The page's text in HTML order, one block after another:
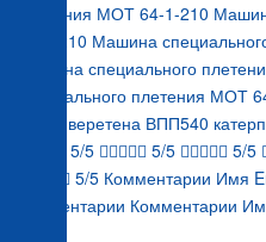
плетения МОТ 64-1-210
64-1-210 Машина
Машина специального
специального плетения
article веретена ВПП540
 5/5  5/5  5/
    5/5 Комментарии Имя
Комментарии Комментарии